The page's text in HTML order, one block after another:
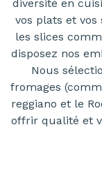
diversité en
vos plats et vos
les slices
disposez nos
Nous
fromages
reggiano et le
offrir qualité et